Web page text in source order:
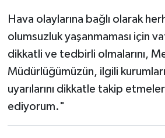
Hava olaylarına bağlı olarak
olumsuzluk yaşanmaması için
dikkatli ve tedbirli olmalarını,
Müdürlüğümüzün, ilgili
uyarılarını dikkatle takip
ediyorum."